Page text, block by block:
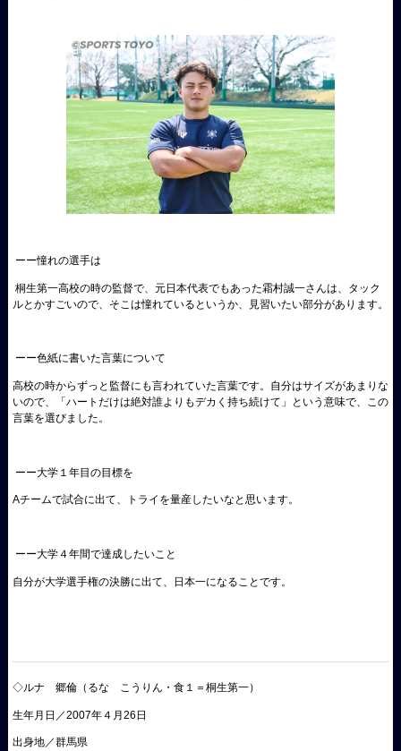
ーー憧れの選手は
桐生第一高校の時の監督で、元日本代表でもあった霜村誠一さんは、タック
ルとかすごいので、そこは憧れているというか、見習いたい部分があります。
ーー色紙に書いた言葉について
高校の時からずっと監督にも言われていた言葉です。自分はサイズがあまりな
いので、「ハートだけは絶対誰よりもデカく持ち続けて」という意味で、この
言葉を選びました。
ーー大学１年目の目標を
Aチームで試合に出て、トライを量産したいなと思います。
ーー大学４年間で達成したいこと
自分が大学選手権の決勝に出て、日本一になることです。
◇ルナ 郷倫（るな こうりん・食１＝桐生第一）
生年月日／2007年４月26日
出身地／群馬県